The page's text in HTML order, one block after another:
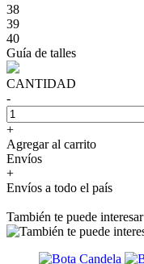
38
39
40
Guía de talles
CANTIDAD
-
+
Agregar al carrito
Envíos
+
Envíos a todo el país
También te puede interesar